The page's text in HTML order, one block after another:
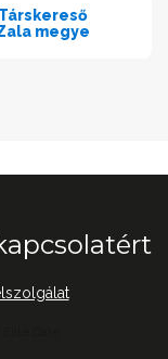
Társkereső
megye